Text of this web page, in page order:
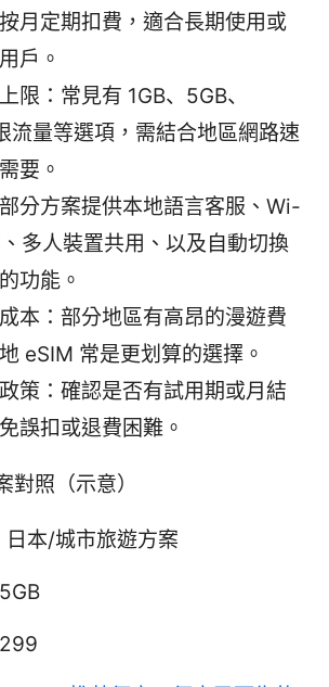
月定期扣費，適合長期使用或
戶。
限：常見有 1GB、5GB、
流量等選項，需結合地區網路速
要。
分方案提供本地語言客服、Wi-
多人裝置共用、以及自動切換
功能。
本：部分地區有高昂的漫遊費
eSIM 常是更划算的選擇。
策：確認是否有試用期或月結
誤扣或退費困難。
對照（示意）
本/城市旅遊方案